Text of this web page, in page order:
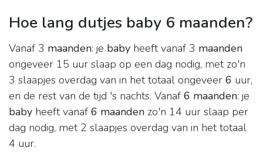
Hoe lang dutjes baby 6 maanden?
Vanaf 3 maanden: je baby heeft vanaf 3 maanden
ongeveer 15 uur slaap op een dag nodig, met zo'n
3 slaapjes overdag van in het totaal ongeveer 6 uur,
en de rest van de tijd 's nachts. Vanaf 6 maanden: je
baby heeft vanaf 6 maanden zo'n 14 uur slaap per
dag nodig, met 2 slaapjes overdag van in het totaal
4 uur.